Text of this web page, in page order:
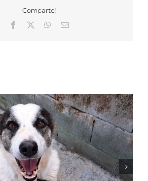
Comparte!
Facebook
WhatsApp
Correo
NALA